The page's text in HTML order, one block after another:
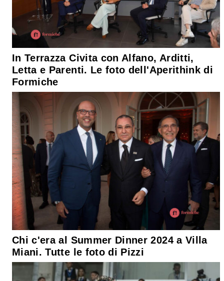
In Terrazza Civita con Alfano, Arditti,
Letta e Parenti. Le foto dell'Aperithink di
Formiche
Chi c'era al Summer Dinner 2024 a Villa
Miani. Tutte le foto di Pizzi